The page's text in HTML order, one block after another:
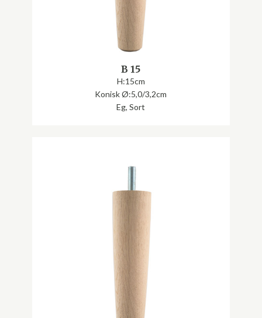
B 15
H:15cm
Konisk Ø:5,0/3,2cm
Eg, Sort